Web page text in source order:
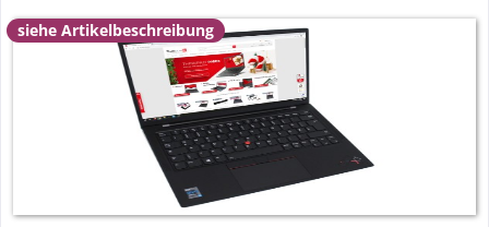
siehe Artikelbeschreibung